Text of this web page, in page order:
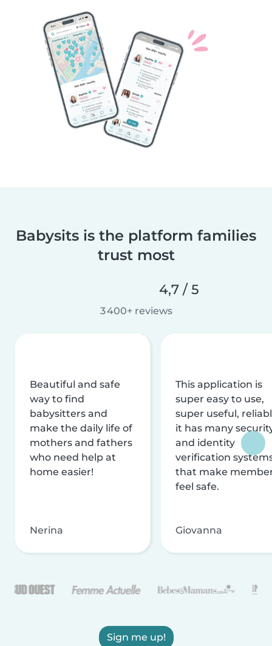
Babysits is the platform families
trust most
4,7 / 5
3 400+ reviews
Beautiful and safe
way to find
babysitters and
make the daily life of
mothers and fathers
who need help at
home easier!
Nerina
This application is
super easy to use,
super useful,
it has many
and identity
verification
that make
feel safe.
Giovanna
Sign me up!